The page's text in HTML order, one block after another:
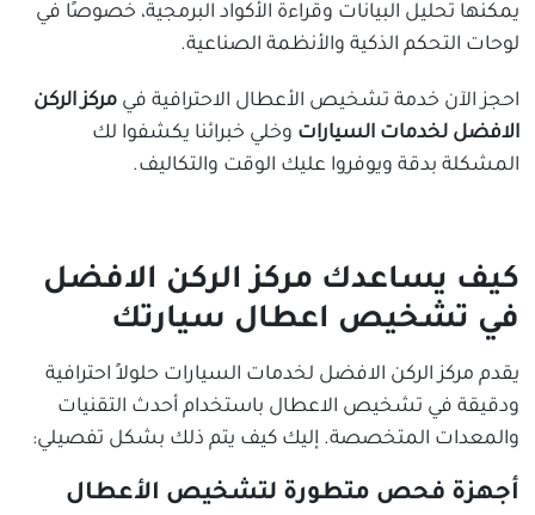
يمكنها تحليل البيانات وقراءة الأكواد البرمجية، خصوصًا في
لوحات التحكم الذكية والأنظمة الصناعية.
احجز الآن خدمة تشخيص الأعطال الاحترافية فيمركز الركن
الافضل لخدمات السيارات وخلي خبرائنا يكشفوا لك
المشكلة بدقة ويوفروا عليك الوقت والتكاليف.
كيف يساعدك مركز الركن الافضل
في تشخيص اعطال سيارتك
يقدم مركز الركن الافضل لخدمات السيارات حلولاً احترافية
ودقيقة في تشخيص الاعطال باستخدام أحدث التقنيات
والمعدات المتخصصة. إليك كيف يتم ذلك بشكل تفصيلي:
أجهزة فحص متطورة لتشخيص الأعطال